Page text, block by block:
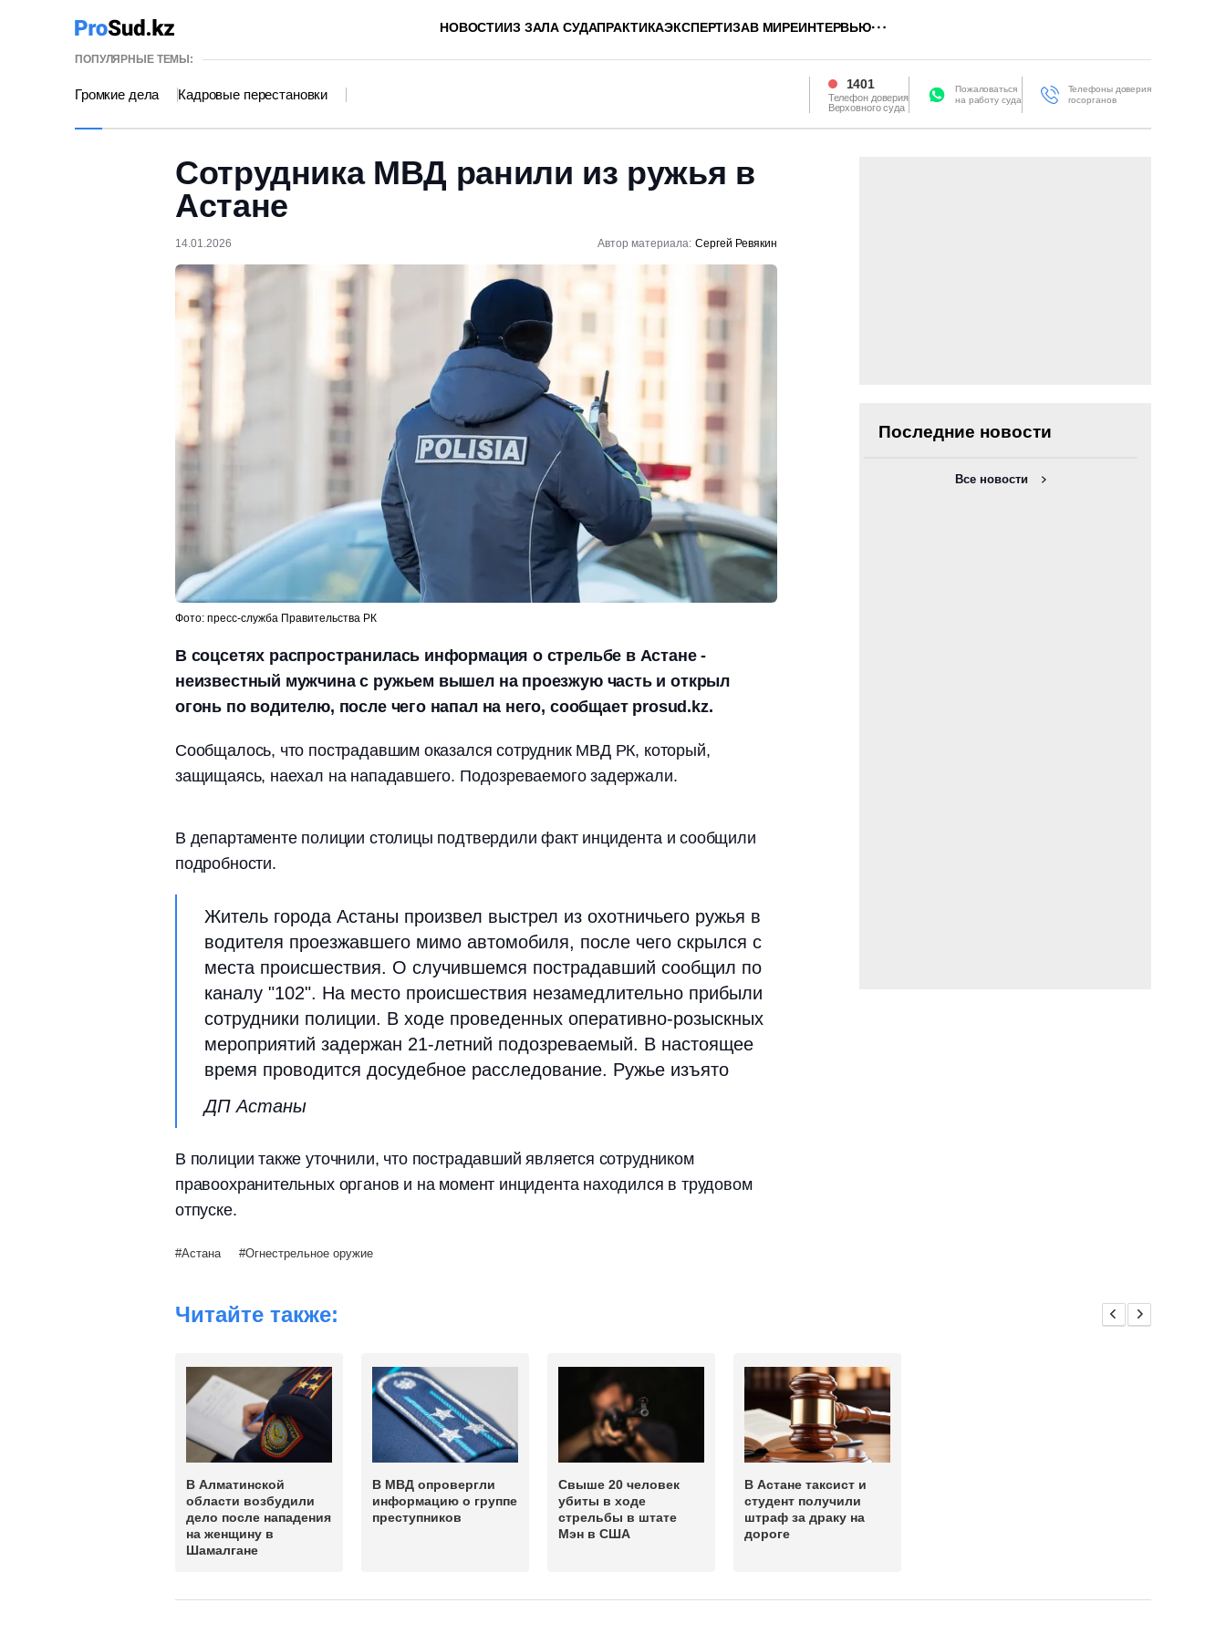
НОВОСТИИЗ ЗАЛА СУДАПРАКТИКАЭКСПЕРТИЗАВ МИРЕИНТЕРВЬЮ
ПОПУЛЯРНЫЕ ТЕМЫ:
Громкие дела Кадровые перестановки
1401
Телефон доверия
Верховного суда
Пожаловаться
на работу суда
Телефоны доверия
госорганов
Сотрудника МВД ранили из ружья в
Астане
14.01.2026 Автор материала: Сергей Ревякин
Фото: пресс-служба Правительства РК
В соцсетях распространилась информация о стрельбе в Астане -
неизвестный мужчина с ружьем вышел на проезжую часть и открыл
огонь по водителю, после чего напал на него, сообщает prosud.kz.
Сообщалось, что пострадавшим оказался сотрудник МВД РК, который,
защищаясь, наехал на нападавшего. Подозреваемого задержали.
В департаменте полиции столицы подтвердили факт инцидента и сообщили
подробности.
Житель города Астаны произвел выстрел из охотничьего ружья в
водителя проезжавшего мимо автомобиля, после чего скрылся с
места происшествия. О случившемся пострадавший сообщил по
каналу "102". На место происшествия незамедлительно прибыли
сотрудники полиции. В ходе проведенных оперативно-розыскных
мероприятий задержан 21-летний подозреваемый. В настоящее
время проводится досудебное расследование. Ружье изъято
ДП Астаны
В полиции также уточнили, что пострадавший является сотрудником
правоохранительных органов и на момент инцидента находился в трудовом
отпуске.
Астана Огнестрельное оружие
Последние новости
Все новости
Читайте также:
В Алматинской
области возбудили
дело после нападения
на женщину в
Шамалгане
В МВД опровергли
информацию о группе
преступников
Свыше 20 человек
убиты в ходе
стрельбы в штате
Мэн в США
В Астане таксист и
студент получили
штраф за драку на
дороге